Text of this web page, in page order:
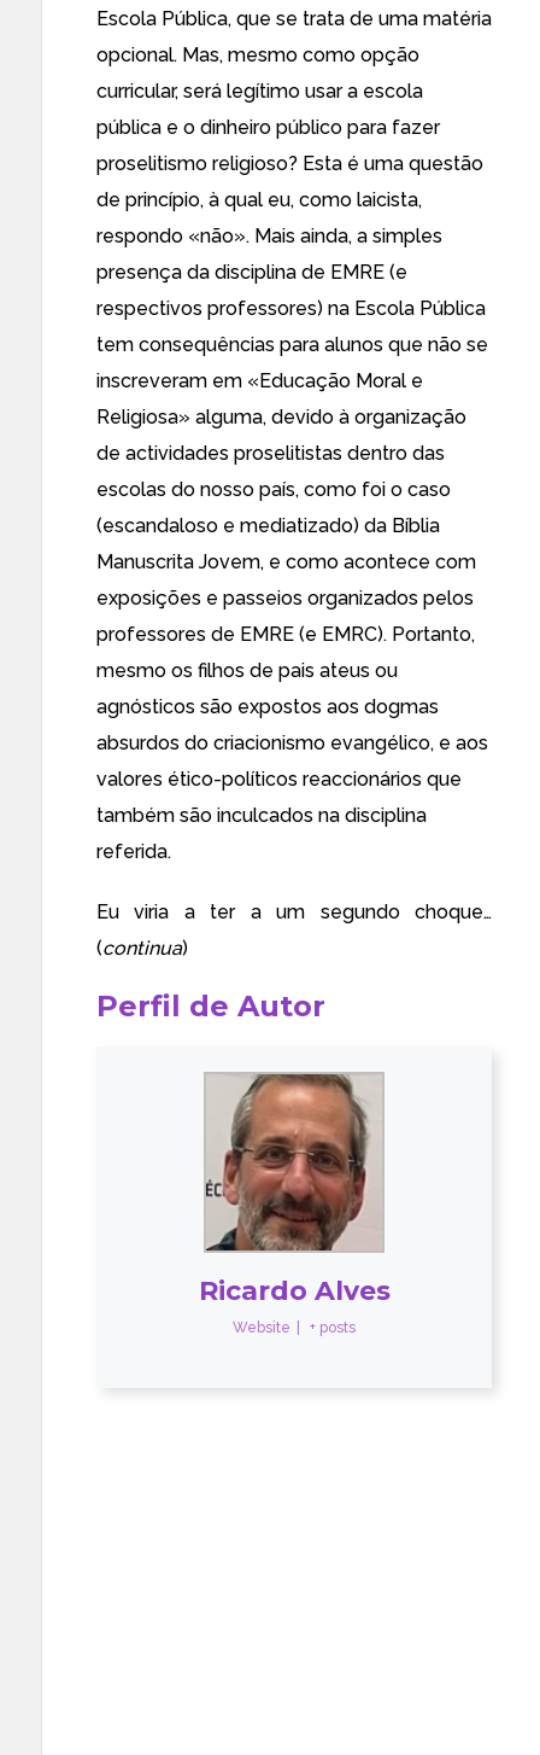
Escola Pública, que se trata de uma matéria
opcional. Mas, mesmo como opção
curricular, será legítimo usar a escola
pública e o dinheiro público para fazer
proselitismo religioso? Esta é uma questão
de princípio, à qual eu, como laicista,
respondo «não». Mais ainda, a simples
presença da disciplina de EMRE (e
respectivos professores) na Escola Pública
tem consequências para alunos que não se
inscreveram em «Educação Moral e
Religiosa» alguma, devido à organização
de actividades proselitistas dentro das
escolas do nosso país, como foi o caso
(escandaloso e mediatizado) da Bíblia
Manuscrita Jovem, e como acontece com
exposições e passeios organizados pelos
professores de EMRE (e EMRC). Portanto,
mesmo os filhos de pais ateus ou
agnósticos são expostos aos dogmas
absurdos do criacionismo evangélico, e aos
valores ético-políticos reaccionários que
também são inculcados na disciplina
referida.
Eu viria a ter a um segundo choque…
(continua)
Perfil de Autor
Ricardo Alves
Website + posts